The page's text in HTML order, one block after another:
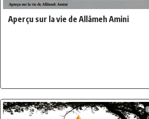
Aperçu sur la vie de Allâmeh Amini